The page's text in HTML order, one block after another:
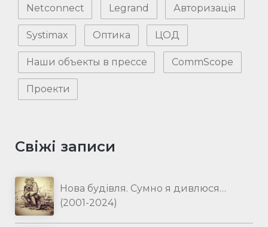
Netconnect Legrand Авторизація
Systimax Оптика ЦОД
Наши объекты в прессе CommScope
Проекти
Свіжі записи
Нова будівля. Сумно я дивлюся…
(2001-2024)